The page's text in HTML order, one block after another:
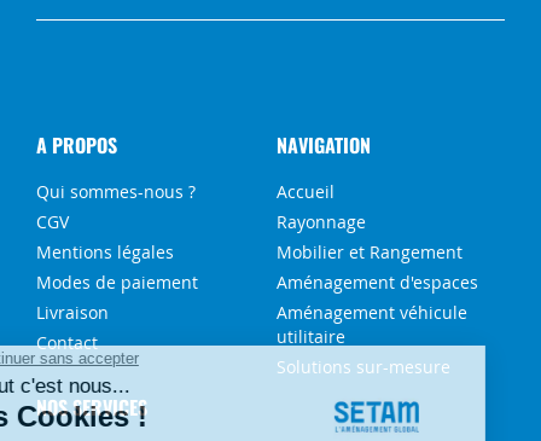
A PROPOS
Qui sommes-nous ?
CGV
Mentions légales
Modes de paiement
Livraison
Contact
NAVIGATION
Accueil
Rayonnage
Mobilier et Rangement
Aménagement d'espaces
Aménagement véhicule
utilitaire
Solutions sur-mesure
NOS SERVICES